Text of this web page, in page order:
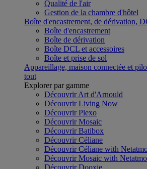
Qualité de l'air
Gestion de la chambre d'hôtel
Boîte d'encastrement, de dérivation,
Boîte d'encastrement
Boîte de dérivation
Boîte DCL et accessoires
Boîte et prise de sol
Appareillage, maison connectée et
tout
Explorer par gamme
Découvrir Art d'Arnould
Découvrir Living Now
Découvrir Plexo
Découvrir Mosaic
Découvrir Batibox
Découvrir Céliane
Découvrir Céliane with
Découvrir Mosaic with Netatmo
Découvrir Dooxie